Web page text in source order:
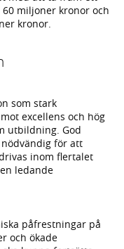
miljoner kronor och
kronor.
som stark
excellens och hög
utbildning. God
för att
inom flertalet
ledande
påfrestningar på
och ökade